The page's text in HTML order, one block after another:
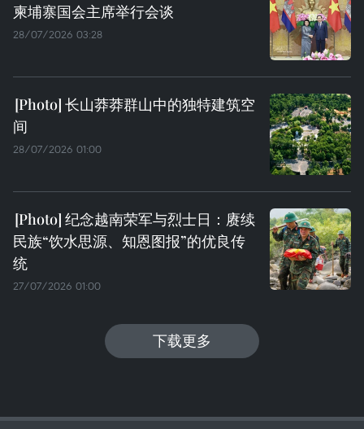
柬埔寨国会主席举行会谈
28/07/2026 03:28
长山莽莽群山中的独特建筑空
间
28/07/2026 01:00
纪念越南荣军与烈士日：赓续
民族“饮水思源、知恩图报”的优良传
统
27/07/2026 01:00
下载更多